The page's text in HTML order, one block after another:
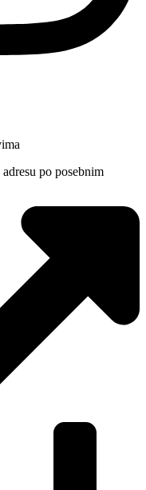
po posebnim